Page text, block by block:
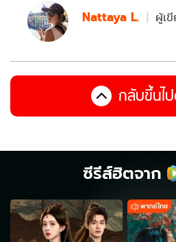
Nattaya L. ผู้เ
กลับขึ้นไ
ซีรีส์ฮิตจาก